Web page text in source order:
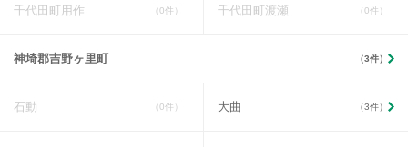
千代田町用作 （0件） 千代田町渡瀬 （0件）
神埼郡吉野ヶ里町 （3件）
石動 （0件） 大曲 （3件）